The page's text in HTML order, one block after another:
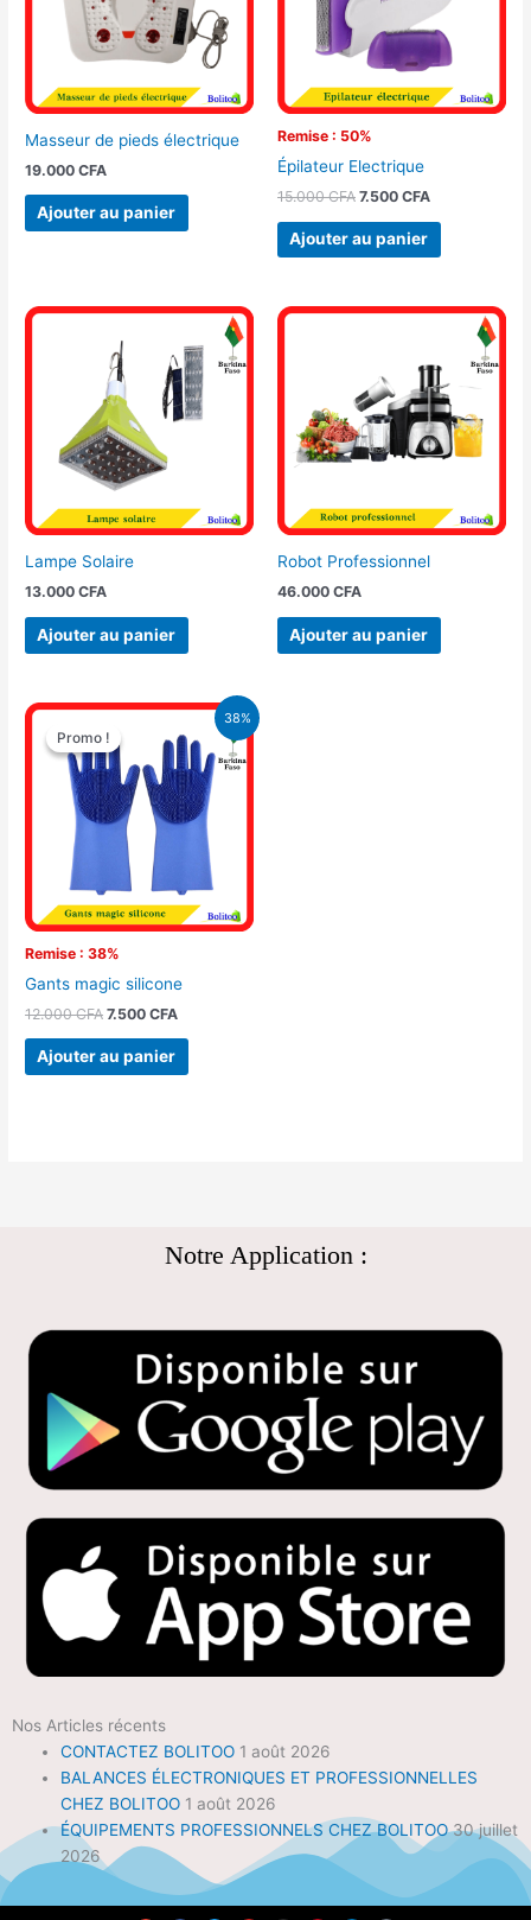
Masseur de pieds électrique
19.000CFA
Ajouter au panier
Remise : 50%
Épilateur Electrique
15.000CFA 7.500 CFA
Ajouter au panier
Lampe Solaire
13.000CFA
Ajouter au panier
Robot Professionnel
46.000 CFA
Ajouter au panier
38%
Promo !
Remise : 38%
Promo !
Gants magic silicone
12.000CFA
Le
prix
initial
était :
12.000 CFA.
7.500CFA
Le
actuel
est :
7.500 CFA.
Ajouter au panier
Notre Application :
Nos Articles récents
CONTACTEZ BOLITOO 1 août 2026
BALANCES ÉLECTRONIQUES ET PROFESSIONNELLES
CHEZ BOLITOO 1 août 2026
ÉQUIPEMENTS PROFESSIONNELS CHEZ BOLITOO 30 juillet
2026